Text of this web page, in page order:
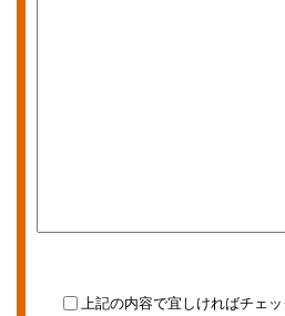
上記の内容で宜しければチェ